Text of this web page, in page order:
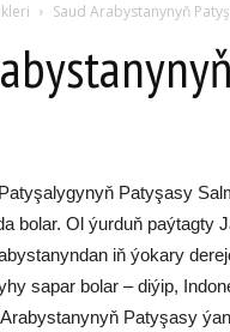
Sa­ud Ara­bys­ta­ny­nyň
Pa­ty­şa­sy
bo­lar. Ol ýur­duň paý­tag­ty
iň ýo­ka­ry
sa­par bo­lar – di­ýip,
Pa­ty­şa­sy